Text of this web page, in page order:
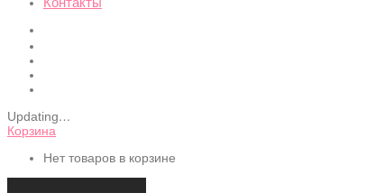
Updating…
Корзина
Нет товаров в корзине